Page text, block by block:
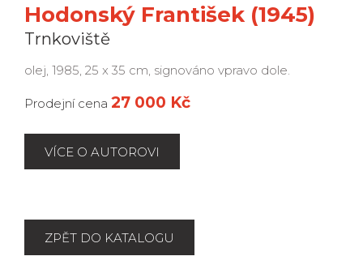
Hodonský František (1945)
Trnkoviště
olej, 1985, 25 x 35 cm, signováno vpravo dole.
Prodejní cena 27 000 Kč
VÍCE O AUTOROVI
ZPĚT DO KATALOGU